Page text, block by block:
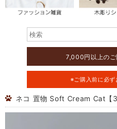
7,000円以上の
※ご購入前に必
ネコ 置物 Soft Cream Cat【